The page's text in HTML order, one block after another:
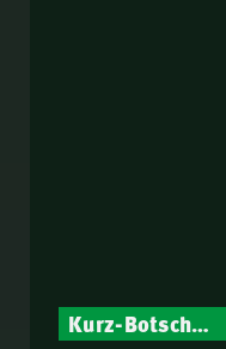
Israel – Biblische Perspektiven & aktuelle Einordnungen
Kurz-Botschaften – Biblische Impulse mit Zukunft im Blick